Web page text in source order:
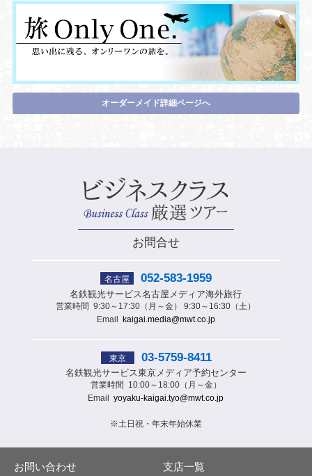
オーダーメイド詳細ページへ
お問合せ
名古屋 052-583-1959
名鉄観光サービス名古屋メディア海外旅行
営業時間 9:30～17:30（月～金） 9:30～16:30（土）
Email kaigai.media@mwt.co.jp
東京 03-5759-8411
名鉄観光サービス東京メディア予約センター
営業時間
10:00～18:00（月～金）
Email
yoyaku-kaigai.tyo@mwt.co.jp
※土日祝・年末年始休業
お問い合わせ 支店一覧